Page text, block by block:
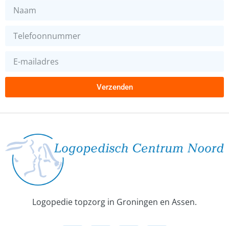
Verzenden
Logopedie topzorg in Groningen en Assen.